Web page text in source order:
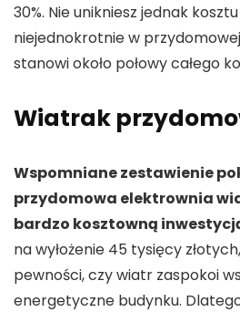
30%. Nie unikniesz jednak
niejednokrotnie w
stanowi około połowy całego
Wiatrak
Wspomniane zestawienie
przydomowa elektrownia
bardzo kosztowną
na wyłożenie 45 tysięcy
pewności, czy wiatr zaspokoi
energetyczne budynku.